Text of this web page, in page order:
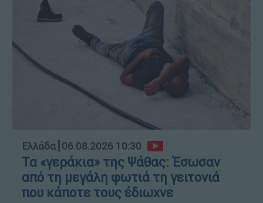
Ελλάδα┋06.08.2026 10:30
Τα «γεράκια» της Ψάθας: Έσωσαν
από τη μεγάλη φωτιά τη γειτονιά
που κάποτε τους έδιωχνε